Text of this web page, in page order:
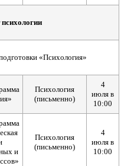
«Психология»
Психология
(письменно)
4
июля в
10:00
и
Психология
(письменно)
4
июля в
10:00